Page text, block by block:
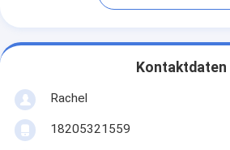
Kontaktdaten
Rachel
18205321559